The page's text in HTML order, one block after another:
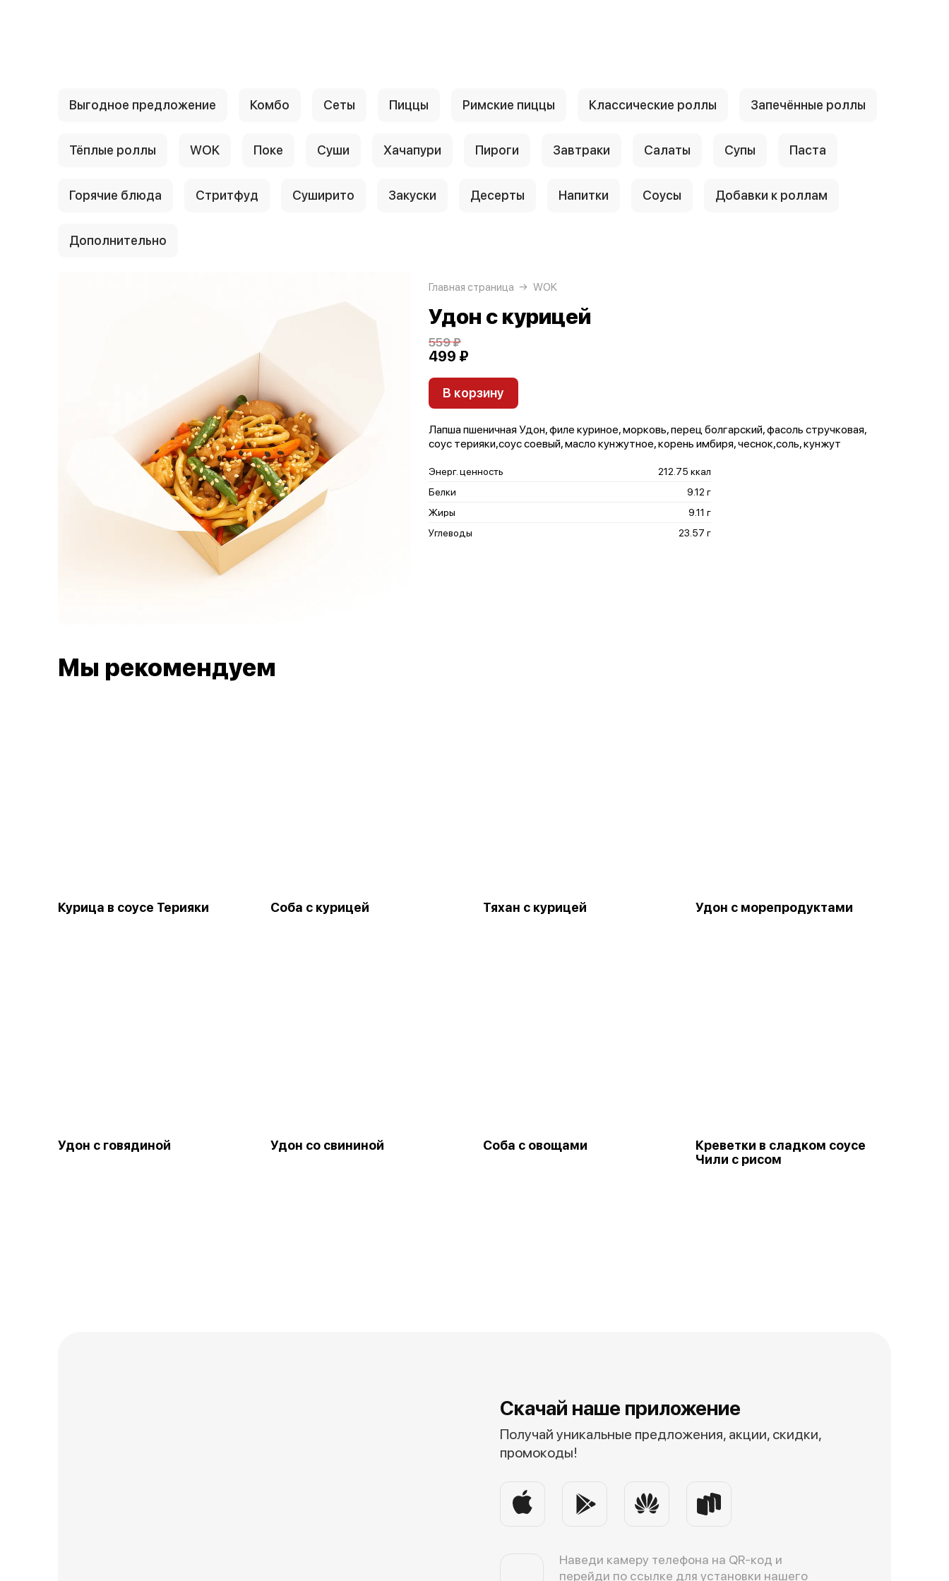
Выгодное предложение Комбо Сеты Пиццы Римские пиццы Классические роллы Запечённые роллы
Тёплые роллы WOK Поке Суши Хачапури Пироги Завтраки Салаты Супы Паста
Горячие блюда Стритфуд Суширито Закуски Десерты Напитки Соусы Добавки к роллам
Дополнительно
Главная страница WOK
Удон с курицей
559 ₽
499 ₽
В корзину
Лапша пшеничная Удон, филе куриное, морковь, перец болгарский, фасоль стручковая,
соус терияки,соус соевый, масло кунжутное, корень имбиря, чеснок,соль, кунжут
Энерг. ценность
212.75 ккал
Белки
9.12 г
Жиры
9.11 г
Углеводы
23.57 г
Мы рекомендуем
Курица в соусе Терияки Соба с курицей Тяхан с курицей Удон с морепродуктами
Удон с говядиной Удон со свининой Соба с овощами
Креветки в сладком соусе
Чили с рисом
Скачай наше приложение
Получай уникальные предложения, акции, скидки,
промокоды!
Наведи камеру телефона на QR-код и
перейди по ссылке для установки нашего